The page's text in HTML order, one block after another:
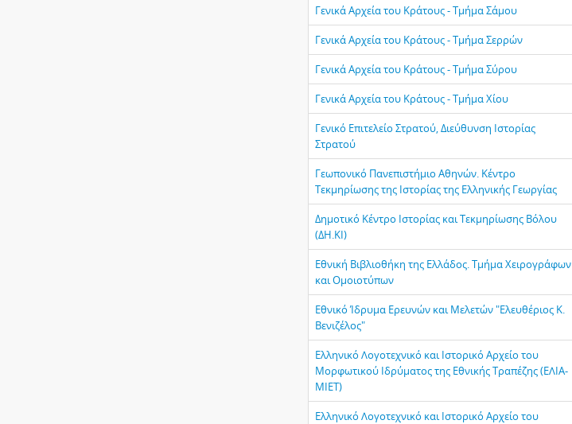
Γενικά Αρχεία του Κράτους - Τμήμα Σάμου
Γενικά Αρχεία του Κράτους - Τμήμα Σερρών
Γενικά Αρχεία του Κράτους - Τμήμα Σύρου
Γενικά Αρχεία του Κράτους - Τμήμα Χίου
Γενικό Επιτελείο Στρατού, Διεύθυνση Ιστορίας
Στρατού
Γεωπονικό Πανεπιστήμιο Αθηνών. Κέντρο
Τεκμηρίωσης της Ιστορίας της Ελληνικής Γεωργίας
Δημοτικό Κέντρο Ιστορίας και Τεκμηρίωσης Βόλου
(ΔΗ.ΚΙ)
Εθνική Βιβλιοθήκη της Ελλάδος. Τμήμα Χειρογράφων
και Ομοιοτύπων
Εθνικό Ίδρυμα Ερευνών και Μελετών "Ελευθέριος Κ.
Βενιζέλος"
Ελληνικό Λογοτεχνικό και Ιστορικό Αρχείο του
Μορφωτικού Ιδρύματος της Εθνικής Τραπέζης (ΕΛΙΑ-
ΜΙΕΤ)
Ελληνικό Λογοτεχνικό και Ιστορικό Αρχείο του